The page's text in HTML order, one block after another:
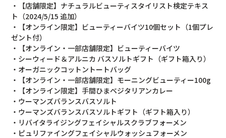
・【店舗限定】ナチュラルビューティスタイリスト検定テキス
ト（2024/5/15 追加）
・【オンライン限定】ビューティーバイツ10個セット（1個プレ
ゼント付）
・【オンライン・一部店舗限定】ビューティーバイツ
・シーウィード＆アルニカ バスソルトギフト（ギフト箱入り）
・オーガニックコットントートバッグ
・【オンライン・一部店舗限定】モーニングビューティー100g
・【オンライン限定】手間ひまベジタリアンカレー
・ウーマンズバランスバスソルト
・ウーマンズバランスバスソルトギフト（ギフト箱入り）
・リバイタライジングフェイシャルスクラブフォーメン
・ピュリファイングフェイシャルウォッシュフォーメン